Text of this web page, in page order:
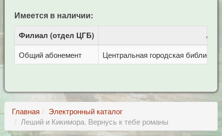
Имеется в наличии:
Филиал (отдел ЦГБ)
Общий абонемент Центральная городская
Главная
Электронный каталог
Леший и Кикимора. Вернусь к тебе романы